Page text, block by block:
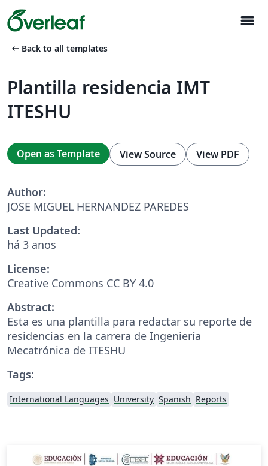
menu
arrow_left_alt Back to all templates
Plantilla residencia IMT
ITESHU
Open as Template View Source View PDF
Author:
JOSE MIGUEL HERNANDEZ PAREDES
Last Updated:
há 3 anos
License:
Creative Commons CC BY 4.0
Abstract:
Esta es una plantilla para redactar su reporte de
residencias en la carrera de Ingeniería
Mecatrónica de ITESHU
Tags:
International Languages University Spanish Reports